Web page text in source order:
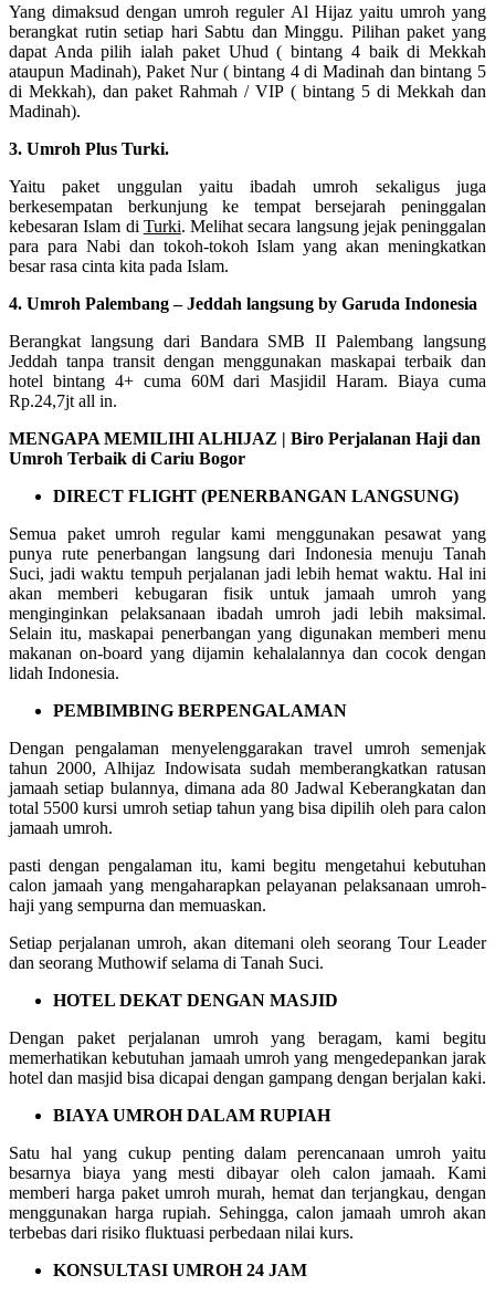
Yang dimaksud dengan umroh reguler Al Hijaz yaitu umroh yang
berangkat rutin setiap hari Sabtu dan Minggu. Pilihan paket yang
dapat Anda pilih ialah paket Uhud ( bintang 4 baik di Mekkah
ataupun Madinah), Paket Nur ( bintang 4 di Madinah dan bintang 5
di Mekkah), dan paket Rahmah / VIP ( bintang 5 di Mekkah dan
Madinah).
3. Umroh Plus Turki.
Yaitu paket unggulan yaitu ibadah umroh sekaligus juga
berkesempatan berkunjung ke tempat bersejarah peninggalan
kebesaran Islam di Turki. Melihat secara langsung jejak peninggalan
para para Nabi dan tokoh-tokoh Islam yang akan meningkatkan
besar rasa cinta kita pada Islam.
4. Umroh Palembang – Jeddah langsung by Garuda Indonesia
Berangkat langsung dari Bandara SMB II Palembang langsung
Jeddah tanpa transit dengan menggunakan maskapai terbaik dan
hotel bintang 4+ cuma 60M dari Masjidil Haram. Biaya cuma
Rp.24,7jt all in.
MENGAPA MEMILIHI ALHIJAZ | Biro Perjalanan Haji dan
Umroh Terbaik di Cariu Bogor
DIRECT FLIGHT (PENERBANGAN LANGSUNG)
Semua paket umroh regular kami menggunakan pesawat yang
punya rute penerbangan langsung dari Indonesia menuju Tanah
Suci, jadi waktu tempuh perjalanan jadi lebih hemat waktu. Hal ini
akan memberi kebugaran fisik untuk jamaah umroh yang
menginginkan pelaksanaan ibadah umroh jadi lebih maksimal.
Selain itu, maskapai penerbangan yang digunakan memberi menu
makanan on-board yang dijamin kehalalannya dan cocok dengan
lidah Indonesia.
PEMBIMBING BERPENGALAMAN
Dengan pengalaman menyelenggarakan travel umroh semenjak
tahun 2000, Alhijaz Indowisata sudah memberangkatkan ratusan
jamaah setiap bulannya, dimana ada 80 Jadwal Keberangkatan dan
total 5500 kursi umroh setiap tahun yang bisa dipilih oleh para calon
jamaah umroh.
pasti dengan pengalaman itu, kami begitu mengetahui kebutuhan
calon jamaah yang mengaharapkan pelayanan pelaksanaan umroh-
haji yang sempurna dan memuaskan.
Setiap perjalanan umroh, akan ditemani oleh seorang Tour Leader
dan seorang Muthowif selama di Tanah Suci.
HOTEL DEKAT DENGAN MASJID
Dengan paket perjalanan umroh yang beragam, kami begitu
memerhatikan kebutuhan jamaah umroh yang mengedepankan jarak
hotel dan masjid bisa dicapai dengan gampang dengan berjalan kaki.
BIAYA UMROH DALAM RUPIAH
Satu hal yang cukup penting dalam perencanaan umroh yaitu
besarnya biaya yang mesti dibayar oleh calon jamaah. Kami
memberi harga paket umroh murah, hemat dan terjangkau, dengan
menggunakan harga rupiah. Sehingga, calon jamaah umroh akan
terbebas dari risiko fluktuasi perbedaan nilai kurs.
KONSULTASI UMROH 24 JAM